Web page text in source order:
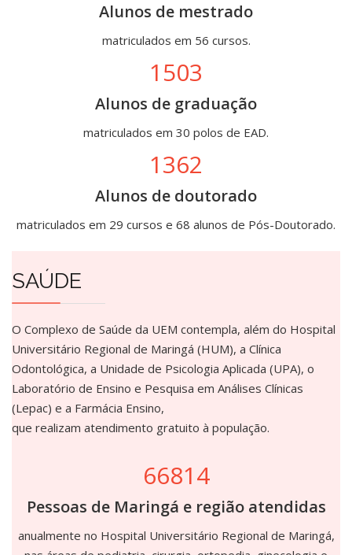
Alunos de mestrado
matriculados em 56 cursos.
1503
Alunos de graduação
matriculados em 30 polos de EAD.
1362
Alunos de doutorado
matriculados em 29 cursos e 68 alunos de Pós-Doutorado.
SAÚDE
O Complexo de Saúde da UEM contempla, além do Hospital
Universitário Regional de Maringá (HUM), a Clínica
Odontológica, a Unidade de Psicologia Aplicada (UPA), o
Laboratório de Ensino e Pesquisa em Análises Clínicas
(Lepac) e a Farmácia Ensino,
que realizam atendimento gratuito à população.
66814
Pessoas de Maringá e região atendidas
anualmente no Hospital Universitário Regional de Maringá,